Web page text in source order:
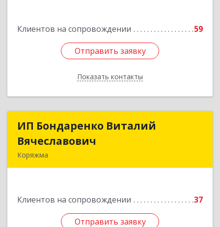
Клиентов на сопровождении 59
Отправить заявку
Показать контакты
Отправить заявку
Назад
ИП Бондаренко Виталий
Вячеславович
Коряжма
Клиентов на сопровождении 37
Отправить заявку
ИП Бондаренко Виталий
Подробнее
Отправить заявку